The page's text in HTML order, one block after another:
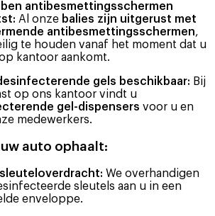
antibesmettingsschermen
Al onze balies zijn uitgerust met
antibesmettingsschermen,
te houden vanaf het moment dat u
kantoor aankomt.
gels beschikbaar: Bij
op ons kantoor vindt u
gel-dispensers voor u en
medewerkers.
uw auto ophaalt:
We overhandigen
sleutels aan u in een
enveloppe.